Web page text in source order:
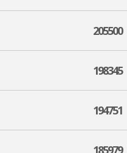
205500
198345
194751
185979